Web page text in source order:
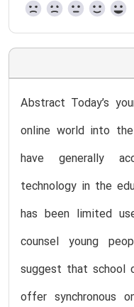
Abstract Today’s
online world into
have generally
technology in the
has been limited
counsel young
suggest that school
offer synchronous